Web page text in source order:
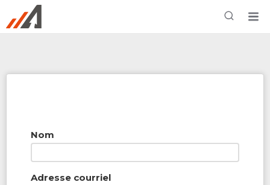
Rechercher à proximité - Entreprise / Rabais /
Services
Nom
Adresse courriel